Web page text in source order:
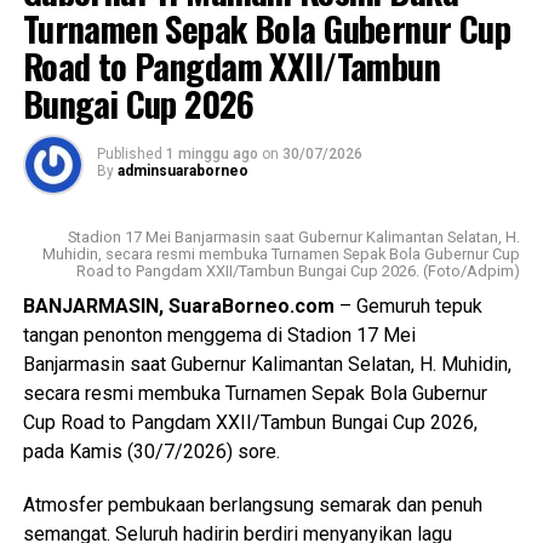
Messenger 0 Twitter/X 0
Kota Banjarbaru, Kabupaten Banjar, dan Kabupaten Barito
Kuala. Hal tersebut dilakukan sebagai bentuk tanggung
jawab Ombudsman sebagai lembaga pengawas
penyelenggaraan pelayanan publik, dengan melaksanakan
langkah-langkah tindak lanjut sesuai kewenangan pada
Undang-Undang (UU) Nomor 37 Tahun 2008 Tentang
Ombudsman Republik Indonesia.
Hadi melanjutkan bahwa substansi laporan terkait
“intensitas pemadaman yang semakin sering sejak bulan
Juni 2026, hampir setiap hari, waktunya lama minimal
antara 4 hingga 5 jam, dan terjadi di wilayah tertentu saja,
sehingga masyarakat menyebutnya bukan pemadaman
bergilir tetapi menyala bergilir”. Sering pula pemadaman
tanpa pemberitahuan terlebih dahulu, kalaupun ada
informasinya tidak akurat atau berbeda dengan
Ditambahkan oleh Hadi, bahwa masyarakat juga sudah
Turnamen Sepak Bola Gubernur Cup
Road to Pangdam XXII/Tambun
Bungai Cup 2026
Published 1 minggu ago on 30/07/2026
By adminsuaraborneo
Stadion 17 Mei Banjarmasin saat Gubernur Kalimantan Selatan, H.
Muhidin, secara resmi membuka Turnamen Sepak Bola Gubernur Cup
Road to Pangdam XXII/Tambun Bungai Cup 2026. (Foto/Adpim)
BANJARMASIN, SuaraBorneo.com – Gemuruh tepuk
tangan penonton menggema di Stadion 17 Mei
Banjarmasin saat Gubernur Kalimantan Selatan, H. Muhidin,
secara resmi membuka Turnamen Sepak Bola Gubernur
Cup Road to Pangdam XXII/Tambun Bungai Cup 2026,
pada Kamis (30/7/2026) sore.
Atmosfer pembukaan berlangsung semarak dan penuh
semangat. Seluruh hadirin berdiri menyanyikan lagu